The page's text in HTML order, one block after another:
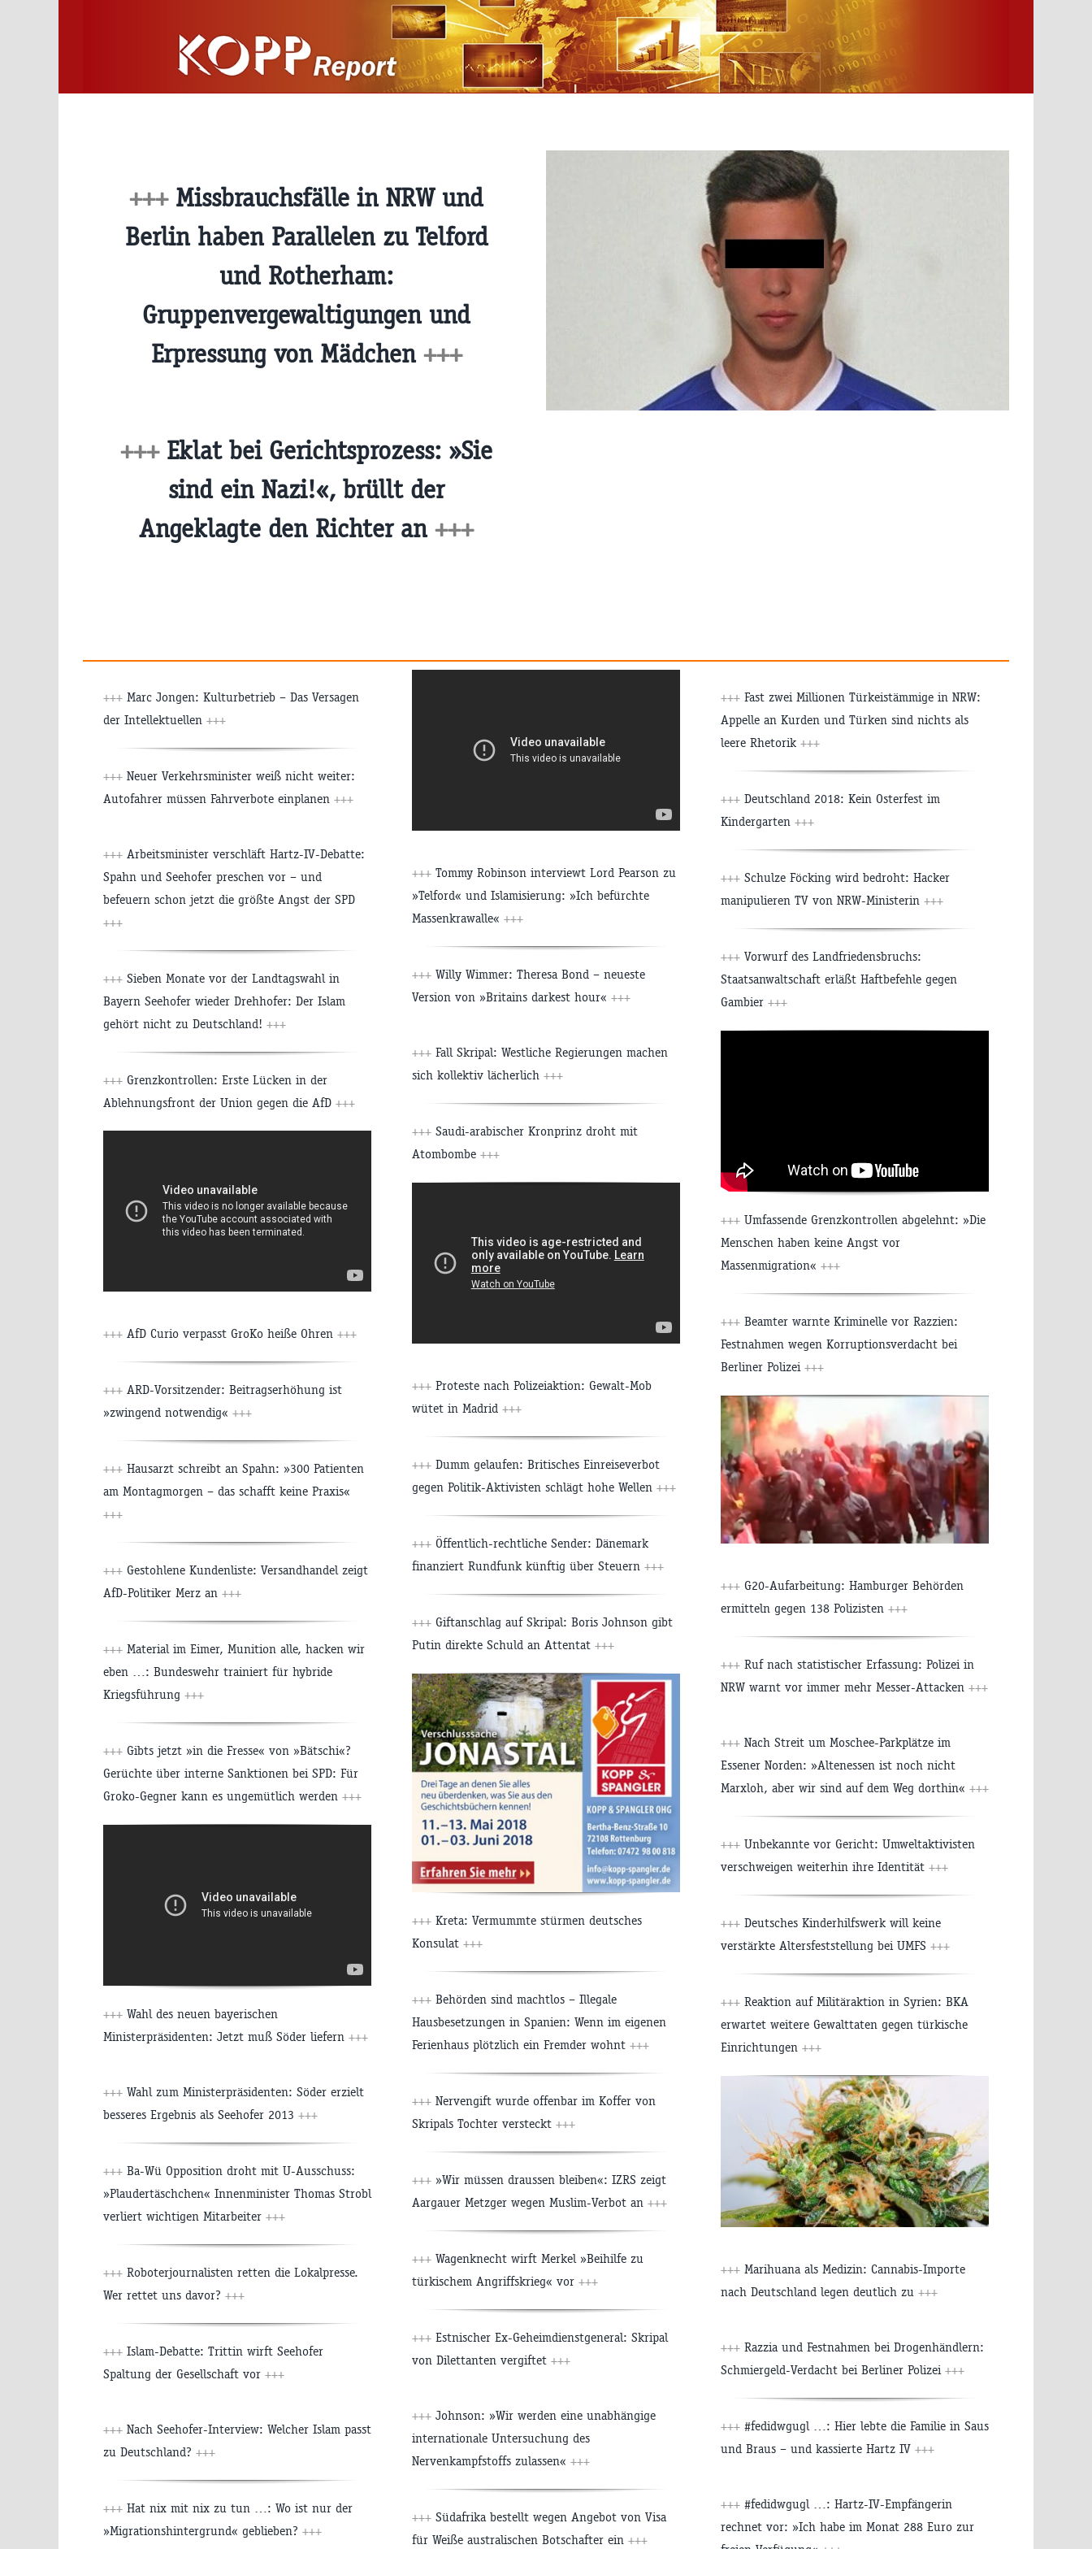
+++ Missbrauchsfälle in NRW und
Berlin haben Parallelen zu Telford
und Rotherham:
Gruppenvergewaltigungen und
Erpressung von Mädchen +++
+++ Eklat bei Gerichtsprozess: »Sie
sind ein Nazi!«, brüllt der
Angeklagte den Richter an +++
+++ Marc Jongen: Kulturbetrieb – Das Versagen
der Intellektuellen +++
+++ Neuer Verkehrsminister weiß nicht weiter:
Autofahrer müssen Fahrverbote einplanen +++
+++ Arbeitsminister verschläft Hartz-IV-Debatte:
Spahn und Seehofer preschen vor – und
befeuern schon jetzt die größte Angst der SPD
+++
+++ Sieben Monate vor der Landtagswahl in
Bayern Seehofer wieder Drehhofer: Der Islam
gehört nicht zu Deutschland! +++
+++ Grenzkontrollen: Erste Lücken in der
Ablehnungsfront der Union gegen die AfD +++
+++ AfD Curio verpasst GroKo heiße Ohren +++
+++ ARD-Vorsitzender: Beitragserhöhung ist
»zwingend notwendig« +++
+++ Hausarzt schreibt an Spahn: »300 Patienten
am Montagmorgen – das schafft keine Praxis«
+++
+++ Gestohlene Kundenliste: Versandhandel zeigt
AfD-Politiker Merz an +++
+++ Material im Eimer, Munition alle, hacken wir
eben …: Bundeswehr trainiert für hybride
Kriegsführung +++
+++ Gibts jetzt »in die Fresse« von »Bätschi«?
Gerüchte über interne Sanktionen bei SPD: Für
Groko-Gegner kann es ungemütlich werden +++
+++ Wahl des neuen bayerischen
Ministerpräsidenten: Jetzt muß Söder liefern +++
+++ Wahl zum Ministerpräsidenten: Söder erzielt
besseres Ergebnis als Seehofer 2013 +++
+++ Ba-Wü Opposition droht mit U-Ausschuss:
»Plaudertäschchen« Innenminister Thomas Strobl
verliert wichtigen Mitarbeiter +++
+++ Roboterjournalisten retten die Lokalpresse.
Wer rettet uns davor? +++
+++ Islam-Debatte: Trittin wirft Seehofer
Spaltung der Gesellschaft vor +++
+++ Nach Seehofer-Interview: Welcher Islam passt
zu Deutschland? +++
+++ Hat nix mit nix zu tun …: Wo ist nur der
»Migrationshintergrund« geblieben? +++
+++ Tommy Robinson interviewt Lord Pearson zu
»Telford« und Islamisierung: »Ich befürchte
Massenkrawalle« +++
+++ Willy Wimmer: Theresa Bond – neueste
Version von »Britains darkest hour« +++
+++ Fall Skripal: Westliche Regierungen machen
sich kollektiv lächerlich +++
+++ Saudi-arabischer Kronprinz droht mit
Atombombe +++
+++ Proteste nach Polizeiaktion: Gewalt-Mob
wütet in Madrid +++
+++ Dumm gelaufen: Britisches Einreiseverbot
gegen Politik-Aktivisten schlägt hohe Wellen +++
+++ Öffentlich-rechtliche Sender: Dänemark
finanziert Rundfunk künftig über Steuern +++
+++ Giftanschlag auf Skripal: Boris Johnson gibt
Putin direkte Schuld an Attentat +++
+++ Kreta: Vermummte stürmen deutsches
Konsulat +++
+++ Behörden sind machtlos – Illegale
Hausbesetzungen in Spanien: Wenn im eigenen
Ferienhaus plötzlich ein Fremder wohnt +++
+++ Nervengift wurde offenbar im Koffer von
Skripals Tochter versteckt +++
+++ »Wir müssen draussen bleiben«: IZRS zeigt
Aargauer Metzger wegen Muslim-Verbot an +++
+++ Wagenknecht wirft Merkel »Beihilfe zu
türkischem Angriffskrieg« vor +++
+++ Estnischer Ex-Geheimdienstgeneral: Skripal
von Dilettanten vergiftet +++
+++ Johnson: »Wir werden eine unabhängige
internationale Untersuchung des
Nervenkampfstoffs zulassen« +++
+++ Südafrika bestellt wegen Angebot von Visa
für Weiße australischen Botschafter ein +++
+++ Fast zwei Millionen Türkeistämmige in NRW:
Appelle an Kurden und Türken sind nichts als
leere Rhetorik +++
+++ Deutschland 2018: Kein Osterfest im
Kindergarten +++
+++ Schulze Föcking wird bedroht: Hacker
manipulieren TV von NRW-Ministerin +++
+++ Vorwurf des Landfriedensbruchs:
Staatsanwaltschaft erläßt Haftbefehle gegen
Gambier +++
+++ Umfassende Grenzkontrollen abgelehnt: »Die
Menschen haben keine Angst vor
Massenmigration« +++
+++ Beamter warnte Kriminelle vor Razzien:
Festnahmen wegen Korruptionsverdacht bei
Berliner Polizei +++
+++ G20-Aufarbeitung: Hamburger Behörden
ermitteln gegen 138 Polizisten +++
+++ Ruf nach statistischer Erfassung: Polizei in
NRW warnt vor immer mehr Messer-Attacken +++
+++ Nach Streit um Moschee-Parkplätze im
Essener Norden: »Altenessen ist noch nicht
Marxloh, aber wir sind auf dem Weg dorthin« +++
+++ Unbekannte vor Gericht: Umweltaktivisten
verschweigen weiterhin ihre Identität +++
+++ Deutsches Kinderhilfswerk will keine
verstärkte Altersfeststellung bei UMFS +++
+++ Reaktion auf Militäraktion in Syrien: BKA
erwartet weitere Gewalttaten gegen türkische
Einrichtungen +++
+++ Marihuana als Medizin: Cannabis-Importe
nach Deutschland legen deutlich zu +++
+++ Razzia und Festnahmen bei Drogenhändlern:
Schmiergeld-Verdacht bei Berliner Polizei +++
+++ #fedidwgugl …: Hier lebte die Familie in Saus
und Braus – und kassierte Hartz IV +++
+++ #fedidwgugl …: Hartz-IV-Empfängerin
rechnet vor: »Ich habe im Monat 288 Euro zur